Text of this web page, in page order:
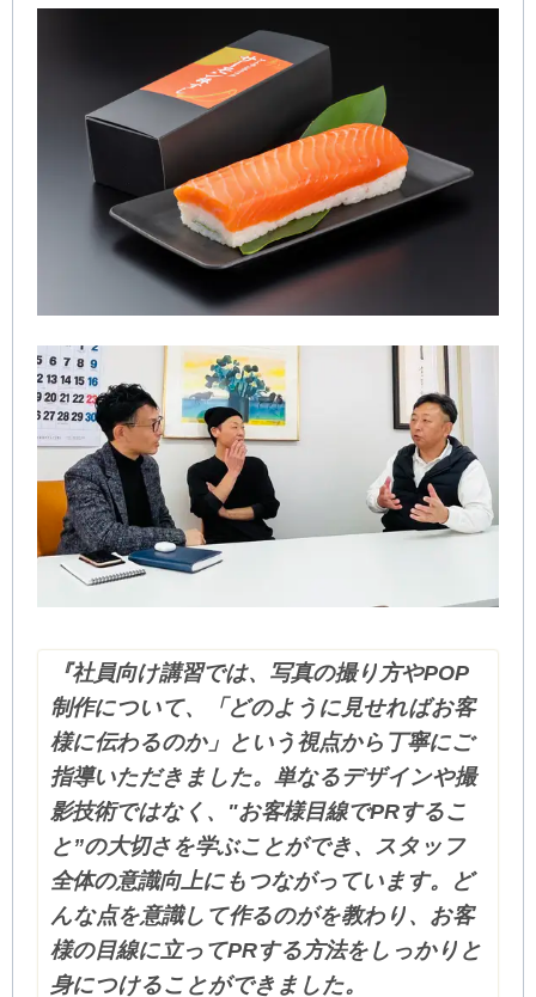
『社員向け講習では、写真の撮り方やPOP
制作について、「どのように見せればお客
様に伝わるのか」という視点から丁寧にご
指導いただきました。単なるデザインや撮
影技術ではなく、"お客様目線でPRするこ
と”の大切さを学ぶことができ、スタッフ
全体の意識向上にもつながっています。ど
んな点を意識して作るのがを教わり、お客
様の目線に立ってPRする方法をしっかりと
身につけることができました。